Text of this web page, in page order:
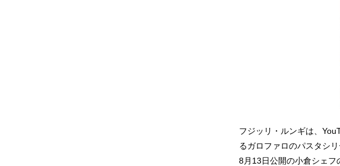
フジッリ・ルンギは、
るガロファロのパスタシ
8月13日公開の小倉シェフ